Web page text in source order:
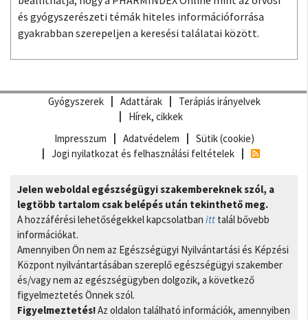
és gyógyszerészeti témák hiteles információforrása
gyakrabban szerepeljen a keresési találatai között.
Gyógyszerek Adattárak
Terápiás irányelvek
Hírek, cikkek
Impresszum
Adatvédelem
Sütik (cookie)
Jogi nyilatkozat és felhasználási feltételek
Jelen weboldal egészségügyi szakembereknek szól, a
legtöbb tartalom csak belépés után tekinthető meg.
A hozzáférési lehetőségekkel kapcsolatban itt talál bővebb
információkat.
Amennyiben Ön nem az Egészségügyi Nyilvántartási és Képzési
Központ nyilvántartásában szereplő egészségügyi szakember
és/vagy nem az egészségügyben dolgozik, a következő
figyelmeztetés Önnek szól.
Figyelmeztetés!Az oldalon található információk, amennyiben